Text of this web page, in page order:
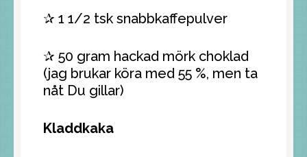
✰ 1 1/2 tsk snabbkaffepulver
✰ 50 gram hackad mörk choklad
(jag brukar köra med 55 %, men ta
nåt Du gillar)
Kladdkaka